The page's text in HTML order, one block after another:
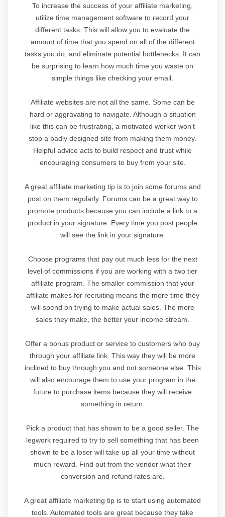
To increase the success of your affiliate marketing,
utilize time management software to record your
different tasks. This will allow you to evaluate the
amount of time that you spend on all of the different
tasks you do, and eliminate potential bottlenecks. It can
be surprising to learn how much time you waste on
simple things like checking your email.
Affiliate websites are not all the same. Some can be
hard or aggravating to navigate. Although a situation
like this can be frustrating, a motivated worker won't
stop a badly designed site from making them money.
Helpful advice acts to build respect and trust while
encouraging consumers to buy from your site.
A great affiliate marketing tip is to join some forums and
post on them regularly. Forums can be a great way to
promote products because you can include a link to a
product in your signature. Every time you post people
will see the link in your signature.
Choose programs that pay out much less for the next
level of commissions if you are working with a two tier
affiliate program. The smaller commission that your
affiliate makes for recruiting means the more time they
will spend on trying to make actual sales. The more
sales they make, the better your income stream.
Offer a bonus product or service to customers who buy
through your affiliate link. This way they will be more
inclined to buy through you and not someone else. This
will also encourage them to use your program in the
future to purchase items because they will receive
something in return.
Pick a product that has shown to be a good seller. The
legwork required to try to sell something that has been
shown to be a loser will take up all your time without
much reward. Find out from the vendor what their
conversion and refund rates are.
A great affiliate marketing tip is to start using automated
tools. Automated tools are great because they take